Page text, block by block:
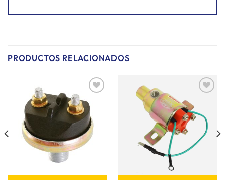
PRODUCTOS RELACIONADOS
Añadir
a la
lista de
deseos
Añadir
a la
lista de
deseos